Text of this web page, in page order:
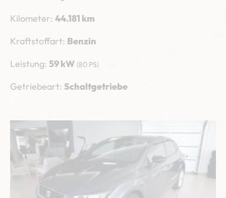
Kilometer: 44.181 km
Kraftstoffart: Benzin
Leistung: 59 kW (80 PS)
Getriebeart: Schaltgetriebe